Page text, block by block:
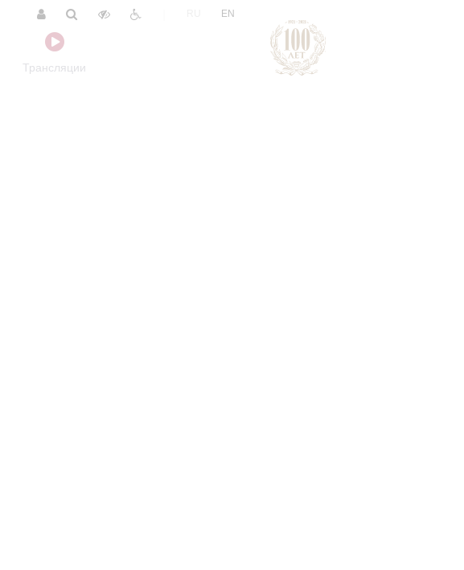
Трансляции
EN